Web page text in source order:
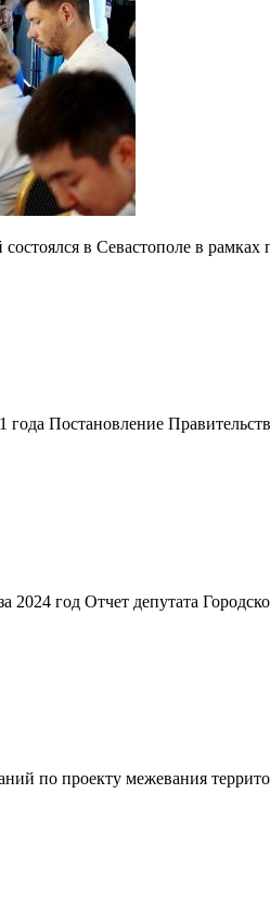
в Севастополе в рамках
Постановление
год Отчет депутата
по проекту межевания